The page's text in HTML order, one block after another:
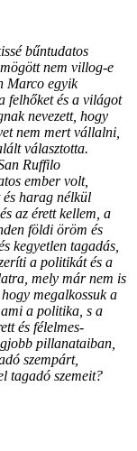
bűntudatos
nem villog-e
Marco egyik
felhőket és a világot
nevezett, hogy
nem mert vállalni,
választotta.
Ruffilo
ember volt,
harag nélkül
az érett kellem, a
földi öröm és
kegyetlen tagadás,
a politikát és a
mely már nem is
megalkossuk a
ami a politika, s a
és félelmes-
pillanataiban,
szempárt,
tagadó szemeit?